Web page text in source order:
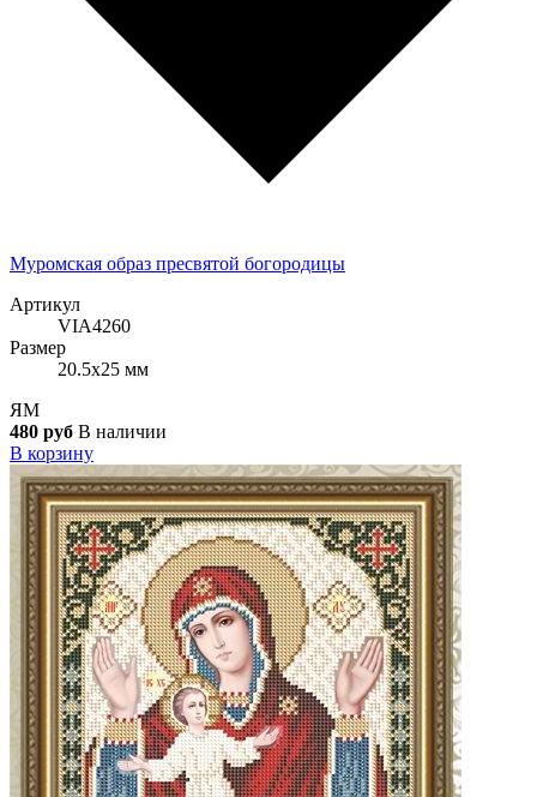
Муромская образ пресвятой богородицы
Артикул
VIA4260
Размер
20.5x25 мм
ЯМ
480 руб В наличии
В корзину